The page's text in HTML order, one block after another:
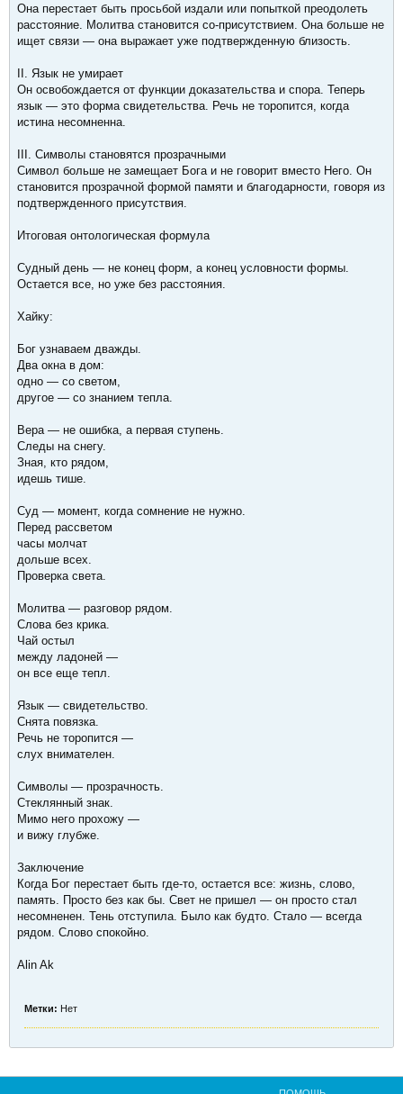
Она перестает быть просьбой издали или попыткой преодолеть
расстояние. Молитва становится со-присутствием. Она больше не
ищет связи — она выражает уже подтвержденную близость.
II. Язык не умирает
Он освобождается от функции доказательства и спора. Теперь
язык — это форма свидетельства. Речь не торопится, когда
истина несомненна.
III. Символы становятся прозрачными
Символ больше не замещает Бога и не говорит вместо Него. Он
становится прозрачной формой памяти и благодарности, говоря из
подтвержденного присутствия.
Итоговая онтологическая формула
Судный день — не конец форм, а конец условности формы.
Остается все, но уже без расстояния.
Хайку:
Бог узнаваем дважды.
Два окна в дом:
одно — со светом,
другое — со знанием тепла.
Вера — не ошибка, а первая ступень.
Следы на снегу.
Зная, кто рядом,
идешь тише.
Суд — момент, когда сомнение не нужно.
Перед рассветом
часы молчат
дольше всех.
Проверка света.
Молитва — разговор рядом.
Слова без крика.
Чай остыл
между ладоней —
он все еще тепл.
Язык — свидетельство.
Снята повязка.
Речь не торопится —
слух внимателен.
Символы — прозрачность.
Стеклянный знак.
Мимо него прохожу —
и вижу глубже.
Заключение
Когда Бог перестает быть где-то, остается все: жизнь, слово,
память. Просто без как бы. Свет не пришел — он просто стал
несомненен. Тень отступила. Было как будто. Стало — всегда
рядом. Слово спокойно.
Alin Ak
Метки: Нет